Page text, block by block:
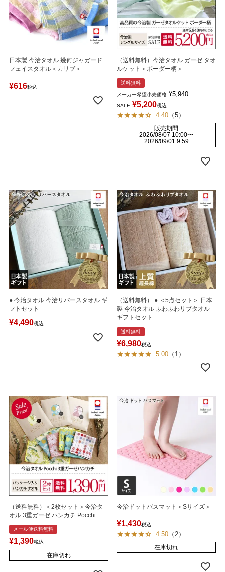
日本製 今治タオル 幾何ジャガード
フェイスタオル＜カリブ＞
¥616税込
（送料無料）今治タオル ガーゼ タオ
ルケット＜ボーダー柄＞
送料無料
メーカー希望小売価格 ¥5,940
SALE ¥5,200税込
4.40 （5）
販売期間
2026/08/07 10:00〜
2026/09/01 9:59
● 今治タオル 今治リバースタオル ギ
フトセット
¥4,490税込
（送料無料） ● ＜5点セット＞ 日本
製 今治タオル ふわふわリブタオル
ギフトセット
送料無料
¥6,980税込
5.00 （ 1）
（送料無料）＜2枚セット＞今治タ
オル 3重ガーゼ ハンカチ Pocchi
メール便送料無料
¥1,390税込
在庫切れ
今治ドットバスマット＜Sサイズ＞
¥1,430税込
4.50 （2）
在庫切れ